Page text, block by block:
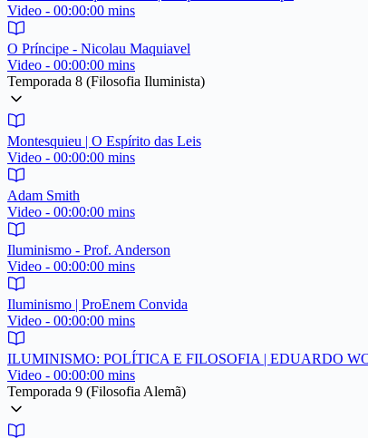
Video - 00:00:00 mins
O Príncipe - Nicolau Maquiavel
Video - 00:00:00 mins
Temporada 8 (Filosofia Iluminista)
Montesquieu | O Espírito das Leis
Video - 00:00:00 mins
Adam Smith
Video - 00:00:00 mins
Iluminismo - Prof. Anderson
Video - 00:00:00 mins
Iluminismo | ProEnem Convida
Video - 00:00:00 mins
ILUMINISMO: POLÍTICA E FILOSOFIA | EDUARDO
Video - 00:00:00 mins
Temporada 9 (Filosofia Alemã)